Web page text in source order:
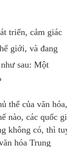
triển, cảm giác
giới, và đang
sau: Một
thể của văn hóa,
nào, các quốc
không có, thì
hóa Trung